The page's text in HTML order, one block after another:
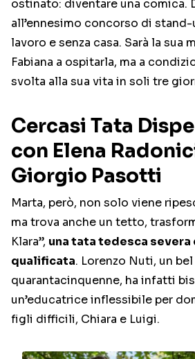
ostinato: diventare una comica.
all’ennesimo concorso di stand-
lavoro e senza casa. Sarà la sua
Fabiana a ospitarla, ma a
svolta alla sua vita in soli tre
Cercasi Tata
con Elena
Giorgio Pasotti
Marta, però, non solo viene
ma trova anche un tetto,
Klara”, una tata tedesca
qualificata. Lorenzo Nuti, un
quarantacinquenne, ha infatti
un’educatrice inflessibile per
figli difficili, Chiara e Luigi.